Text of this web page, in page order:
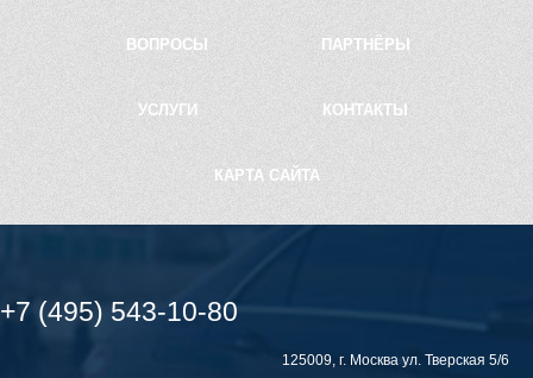
ВОПРОСЫ ПАРТНЁРЫ
УСЛУГИ КОНТАКТЫ
КАРТА САЙТА
+7 (495) 543-10-80
125009, г. Москва ул. Тверская 5/6